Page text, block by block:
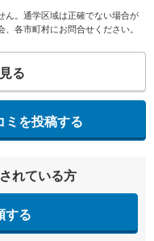
ん。通学区域は正確でない場合が
各市町村にお問合せください。
る
ミを投稿する
れている方
する